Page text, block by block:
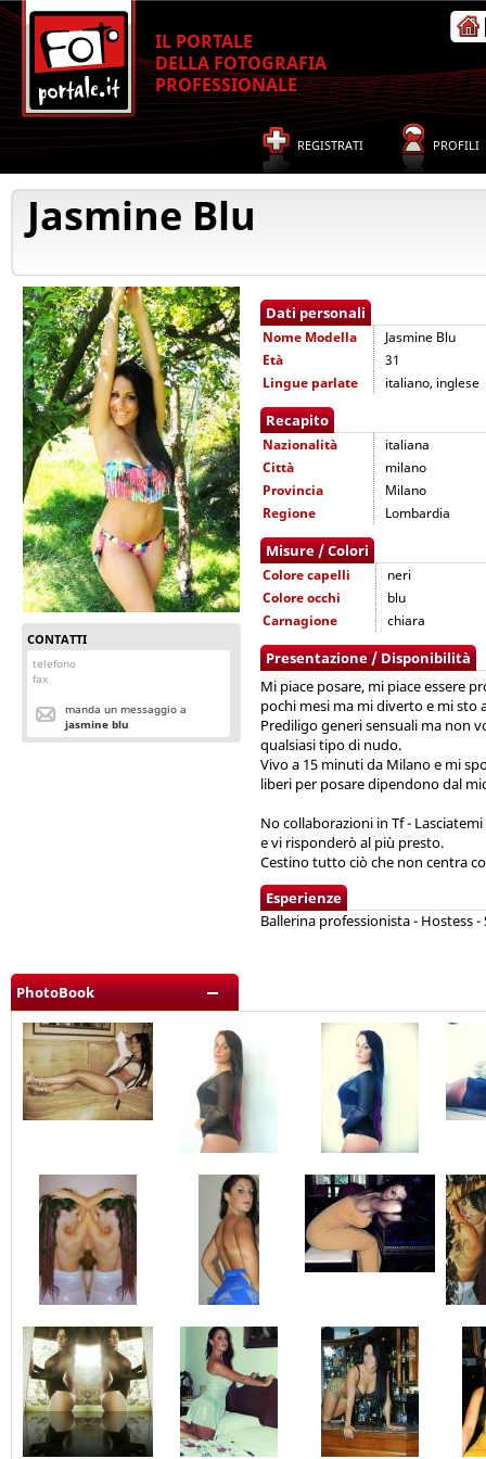
IL PORTALE
DELLA FOTOGRAFIA
PROFESSIONALE
REGISTRATI PROFILI
Jasmine Blu
CONTATTI
telefono
fax
manda un messaggio a
jasmine blu
Dati personali
Nome Modella
Jasmine Blu
Età
31
Lingue parlate
italiano, inglese
Recapito
Nazionalità
italiana
Città
milano
Provincia
Milano
Regione
Lombardia
Misure / Colori
Colore capelli
neri
Colore occhi
blu
Carnagione
chiara
Presentazione / Disponibilità
Mi piace posare, mi piace essere
pochi mesi ma mi diverto e mi sto
Prediligo generi sensuali ma non
qualsiasi tipo di nudo.
Vivo a 15 minuti da Milano e mi
liberi per posare dipendono dal
No collaborazioni in Tf -
e vi risponderò al più presto.
Cestino tutto ciò che non centra
Esperienze
Ballerina professionista - Hostess
PhotoBook